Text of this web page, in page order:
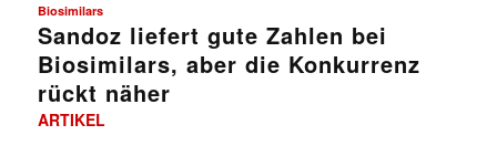
Biosimilars
Sandoz liefert gute Zahlen bei
Biosimilars, aber die Konkurrenz
rückt näher
ARTIKEL